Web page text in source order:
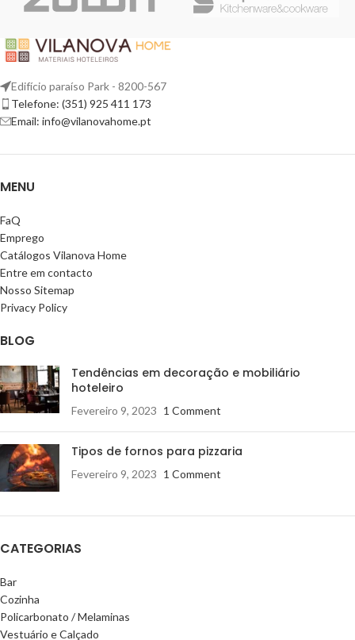
Edifício paraíso Park - 8200-567
Telefone: (351) 925 411 173
Email: info@vilanovahome.pt
MENU
FaQ
Emprego
Catálogos Vilanova Home
Entre em contacto
Nosso Sitemap
Privacy Policy
BLOG
Tendências em decoração e mobiliário
hoteleiro
Fevereiro 9, 2023 1 Comment
Tipos de fornos para pizzaria
Fevereiro 9, 2023 1 Comment
CATEGORIAS
Bar
Cozinha
Policarbonato / Melaminas
Vestuário e Calçado